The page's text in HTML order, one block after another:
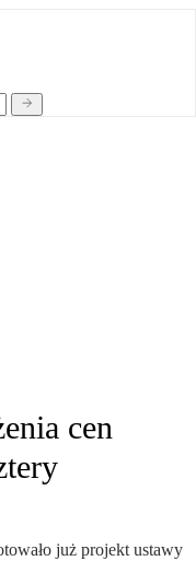
cen
już projekt ustawy